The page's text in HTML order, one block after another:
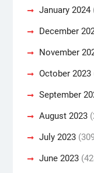
January 2024
December
November
October 2023
September
August 2023
July 2023
June 2023